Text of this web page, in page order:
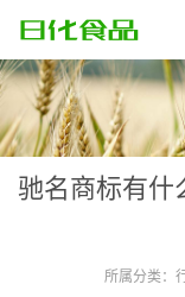
驰名商标有什
所属分类：